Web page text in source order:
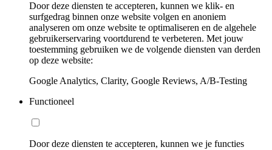
Door deze diensten te accepteren, kunnen we klik- en
surfgedrag binnen onze website volgen en anoniem
analyseren om onze website te optimaliseren en de algehele
gebruikerservaring voortdurend te verbeteren. Met jouw
toestemming gebruiken we de volgende diensten van derden
op deze website:
Google Analytics, Clarity, Google Reviews, A/B-Testing
Functioneel
Door deze diensten te accepteren, kunnen we je functies